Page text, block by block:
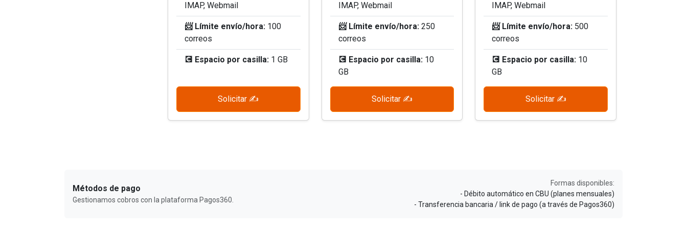
IMAP, Webmail
📨 Límite envío/hora: 100
correos
💽 Espacio por casilla: 1 GB
Solicitar ✍️
IMAP, Webmail
📨 Límite envío/hora:250
correos
💽 Espacio por casilla:10
GB
Solicitar ✍️
IMAP, Webmail
📨 Límite envío/hora: 500
correos
💽 Espacio por casilla: 10
GB
Solicitar ✍️
Métodos de pago
Gestionamos cobros con la plataforma Pagos360.
Formas disponibles:
- Débito automático en CBU (planes mensuales)
- Transferencia bancaria / link de pago (a través de Pagos360)